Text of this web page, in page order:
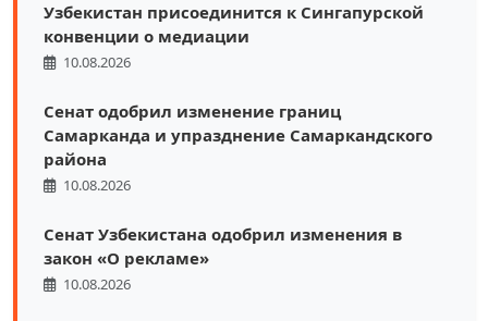
Узбекистан присоединится к Сингапурской
конвенции о медиации
10.08.2026
Сенат одобрил изменение границ
Самарканда и упразднение Самаркандского
района
10.08.2026
Сенат Узбекистана одобрил изменения в
закон «О рекламе»
10.08.2026